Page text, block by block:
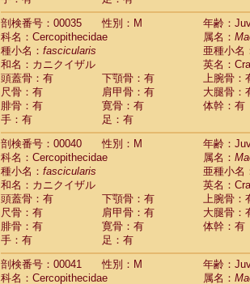
AtelidaeLagothrix lagothricha cana(0)
Pitheciidae
Cacajao calvus
PitheciidaeCallicebus cupreus(0)
Pitheciidae Callicebus donacophilus(0)
Pitheciidae Callicebus moloch(0)
Pitheciidae Callicebus torquatus(0)
Pitheciidae Callicebus
Pitheciidae Chiropotes satanas
Pitheciidae Pithecia monachus
Pitheciidae Pithecia pithecia (0)
Cercopithecidae Cercocebus agilis (0)
Cercopithecidae
Cercocebus
Cercopithecidae
Cercocebus
CercopithecidaeCercocebus
CercopithecidaeCercocebus
CercopithecidaeCercocebus hybrid(0)
CercopithecidaeCercocebus
CercopithecidaeLophocebus
Cercopithecidae
(0)
剖検番号：00035
性別：M
年齢：
科名：Cercopithecidae
属名：
種小名： fascicularis
亜種小名
和名：カニクイザル
英名：
頭蓋骨：有
下顎骨：有
上腕骨：
尺骨：有
肩甲骨：有
大腿骨：
腓骨：有
寛骨：有
体幹：有
手：有
足：有
剖検番号：00040
性別：M
年齢：
科名：Cercopithecidae
属名：
種小名： fascicularis
亜種小名
和名：カニクイザル
英名：
頭蓋骨：有
下顎骨：有
上腕骨：
尺骨：有
肩甲骨：有
大腿骨：
腓骨：有
寛骨：有
体幹：有
手：有
足：有
剖検番号：00041
性別：M
年齢：
科名：Cercopithecidae
属名：